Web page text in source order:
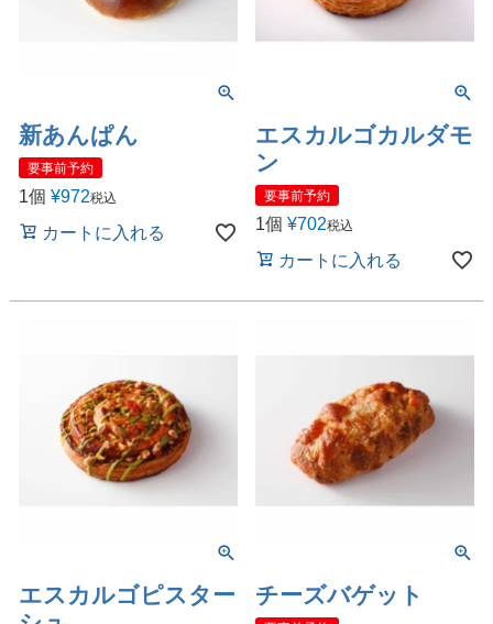
新あんぱん
要事前予約
1個 ¥972税込
カートに入れる
エスカルゴカルダモ
ン
要事前予約
1個 ¥702税込
カートに入れる
エスカルゴピスター
チーズバゲット